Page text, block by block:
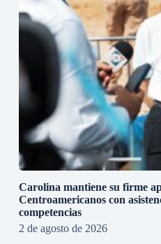
Carolina mantiene su firme
Centroamericanos con
competencias
2 de agosto de 2026